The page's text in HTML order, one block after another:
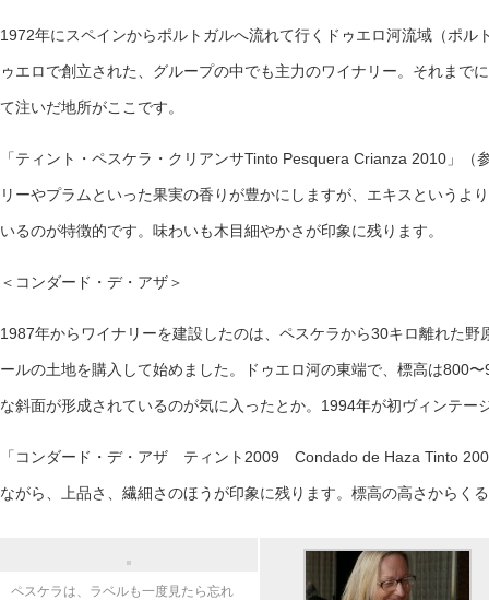
1972年にスペインからポルトガルへ流れて行くドゥエロ河流域（ポル
ゥエロで創立された、グループの中でも主力のワイナリー。それまで
て注いだ地所がここです。
「ティント・ペスケラ・クリアンサTinto Pesquera Crianza 2010」
リーやプラムといった果実の香りが豊かにしますが、エキスというよ
いるのが特徴的です。味わいも木目細やかさが印象に残ります。
＜コンダード・デ・アザ＞
1987年からワイナリーを建設したのは、ペスケラから30キロ離れた
ールの土地を購入して始めました。ドゥエロ河の東端で、標高は800
な斜面が形成されているのが気に入ったとか。1994年が初ヴィンテー
「コンダード・デ・アザ ティント2009 Condado de Haza Tinto
ながら、上品さ、繊細さのほうが印象に残ります。標高の高さからく
ペスケラは、ラベルも一度見たら忘れ